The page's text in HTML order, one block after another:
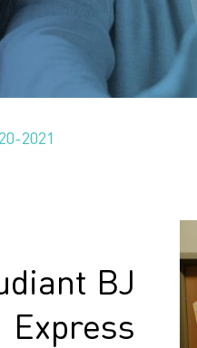
2021
BJ
Express